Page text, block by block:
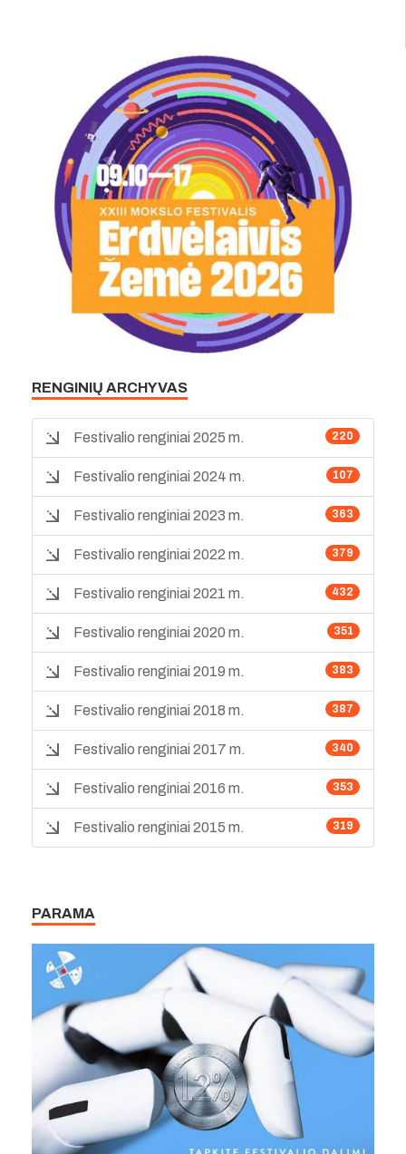
RENGINIŲ ARCHYVAS
220
Festivalio renginiai 2025 m.
107
Festivalio renginiai 2024 m.
363
Festivalio renginiai 2023 m.
379
Festivalio renginiai 2022 m.
432
Festivalio renginiai 2021 m.
351
Festivalio renginiai 2020 m.
383
Festivalio renginiai 2019 m.
387
Festivalio renginiai 2018 m.
340
Festivalio renginiai 2017 m.
353
Festivalio renginiai 2016 m.
319
Festivalio renginiai 2015 m.
PARAMA